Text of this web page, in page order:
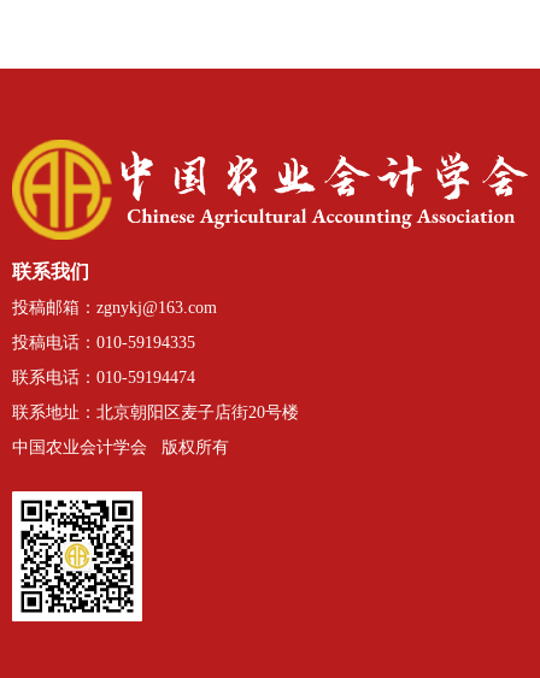
表格下载：中国农业会计学会个人会员
申请表
联系我们
投稿邮箱：zgnykj@163.com
投稿电话：010-59194335
联系电话：010-59194474
联系地址： 北京朝阳区麦子店街20号楼
中国农业会计学会 版权所有